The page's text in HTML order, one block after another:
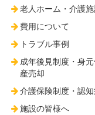
老人ホーム・介護
費用について
トラブル事例
成年後見制度・身
産売却
介護保険制度・認知
施設の皆様へ